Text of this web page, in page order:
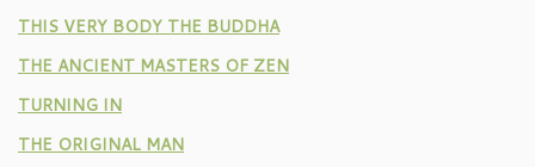
THIS VERY BODY THE BUDDHA
THE ANCIENT MASTERS OF ZEN
TURNING IN
THE ORIGINAL MAN